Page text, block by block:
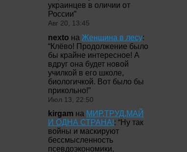
украинцев в оличии от
России”
Авг 20, 13:45
nexto на Женщина в лесу:
“Клёво! Продолжение было
бы крайне интересное! А
вдруг она будет новой
училкой в его школе,
биологичкой. Вот было бы
прикольно!”
Июл 13, 22:50
kirgam на МИР,ТРУД,МАЙ
И ОДНА СТРАНА!: “Ну так
войны и маскируют
бессмысленность
псевдоэкономики,